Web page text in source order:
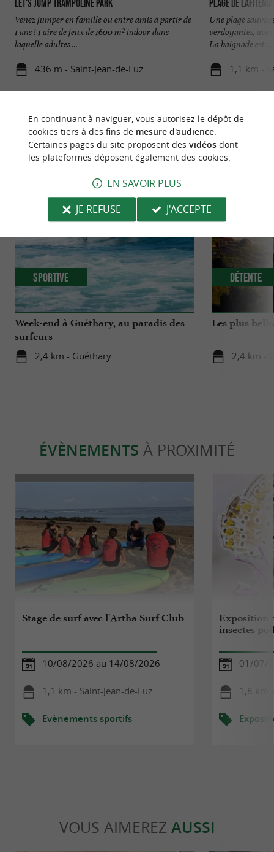
Let's Jump Trampoline Park
Venez jumper en famille ou entre amis à partir de
1 ans ! 1 aire de jeux de 1600 m² indoor dans
laquelle adultes ...
436 m - Saint-Jean-de-Luz
Plage de Lafitenia
Une plage
verdoyantes,
La baignade est ...
1,1 km -
NOUS AVONS TESTÉPOUR VOUS
Week-end à Guéthary, au paradis des
surfeurs
2,4 km - Guéthary
Sportive
Les plus
2,4 km -
Détente
ÉVÈNEMENTS À PROXIMITÉ
Stage de surf avec l'Artha Surf Club
10/08/2026 au 14/08/2026
1,1 km - Saint-Jean-de-Luz
Evènements sportifs
Exposition
insectes
01/07/
1,8 km
VOUS AIMEREZ AUSSI
En continuant à naviguer, vous autorisez le dépôt de
cookies tiers à des fins de mesure d'audience.
Certaines pages du site proposent des vidéosdont
les plateformes déposent également des cookies.
EN SAVOIR PLUS
JE REFUSE
J'ACCEPTE